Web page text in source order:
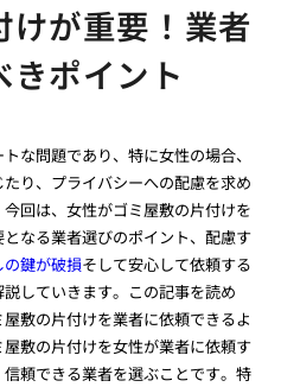
けが重要！業者
ポイント
な問題であり、特に女性の場合、
り、プライバシーへの配慮を求め
回は、女性がゴミ屋敷の片付けを
なる業者選びのポイント、配慮す
鍵が破損そして安心して依頼する
していきます。この記事を読め
敷の片付けを業者に依頼できるよ
敷の片付けを女性が業者に依頼す
頼できる業者を選ぶことです。特